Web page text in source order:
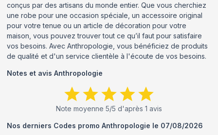
conçus par des artisans du monde entier. Que vous cherchiez
une robe pour une occasion spéciale, un accessoire original
pour votre tenue ou un article de décoration pour votre
maison, vous pouvez trouver tout ce qu’il faut pour satisfaire
vos besoins. Avec Anthropologie, vous bénéficiez de produits
de qualité et d'un service clientèle à l'écoute de vos besoins.
Notes et avis Anthropologie
Note moyenne 5/5 d'après 1 avis
Nos derniers Codes promo Anthropologie le 07/08/2026